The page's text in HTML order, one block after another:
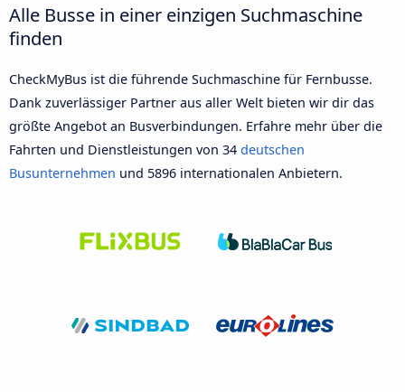
Alle Busse in einer einzigen Suchmaschine
finden
CheckMyBus ist die führende Suchmaschine für Fernbusse.
Dank zuverlässiger Partner aus aller Welt bieten wir dir das
größte Angebot an Busverbindungen. Erfahre mehr über die
Fahrten und Dienstleistungen von 34 deutschen
Busunternehmen und 5896 internationalen Anbietern.